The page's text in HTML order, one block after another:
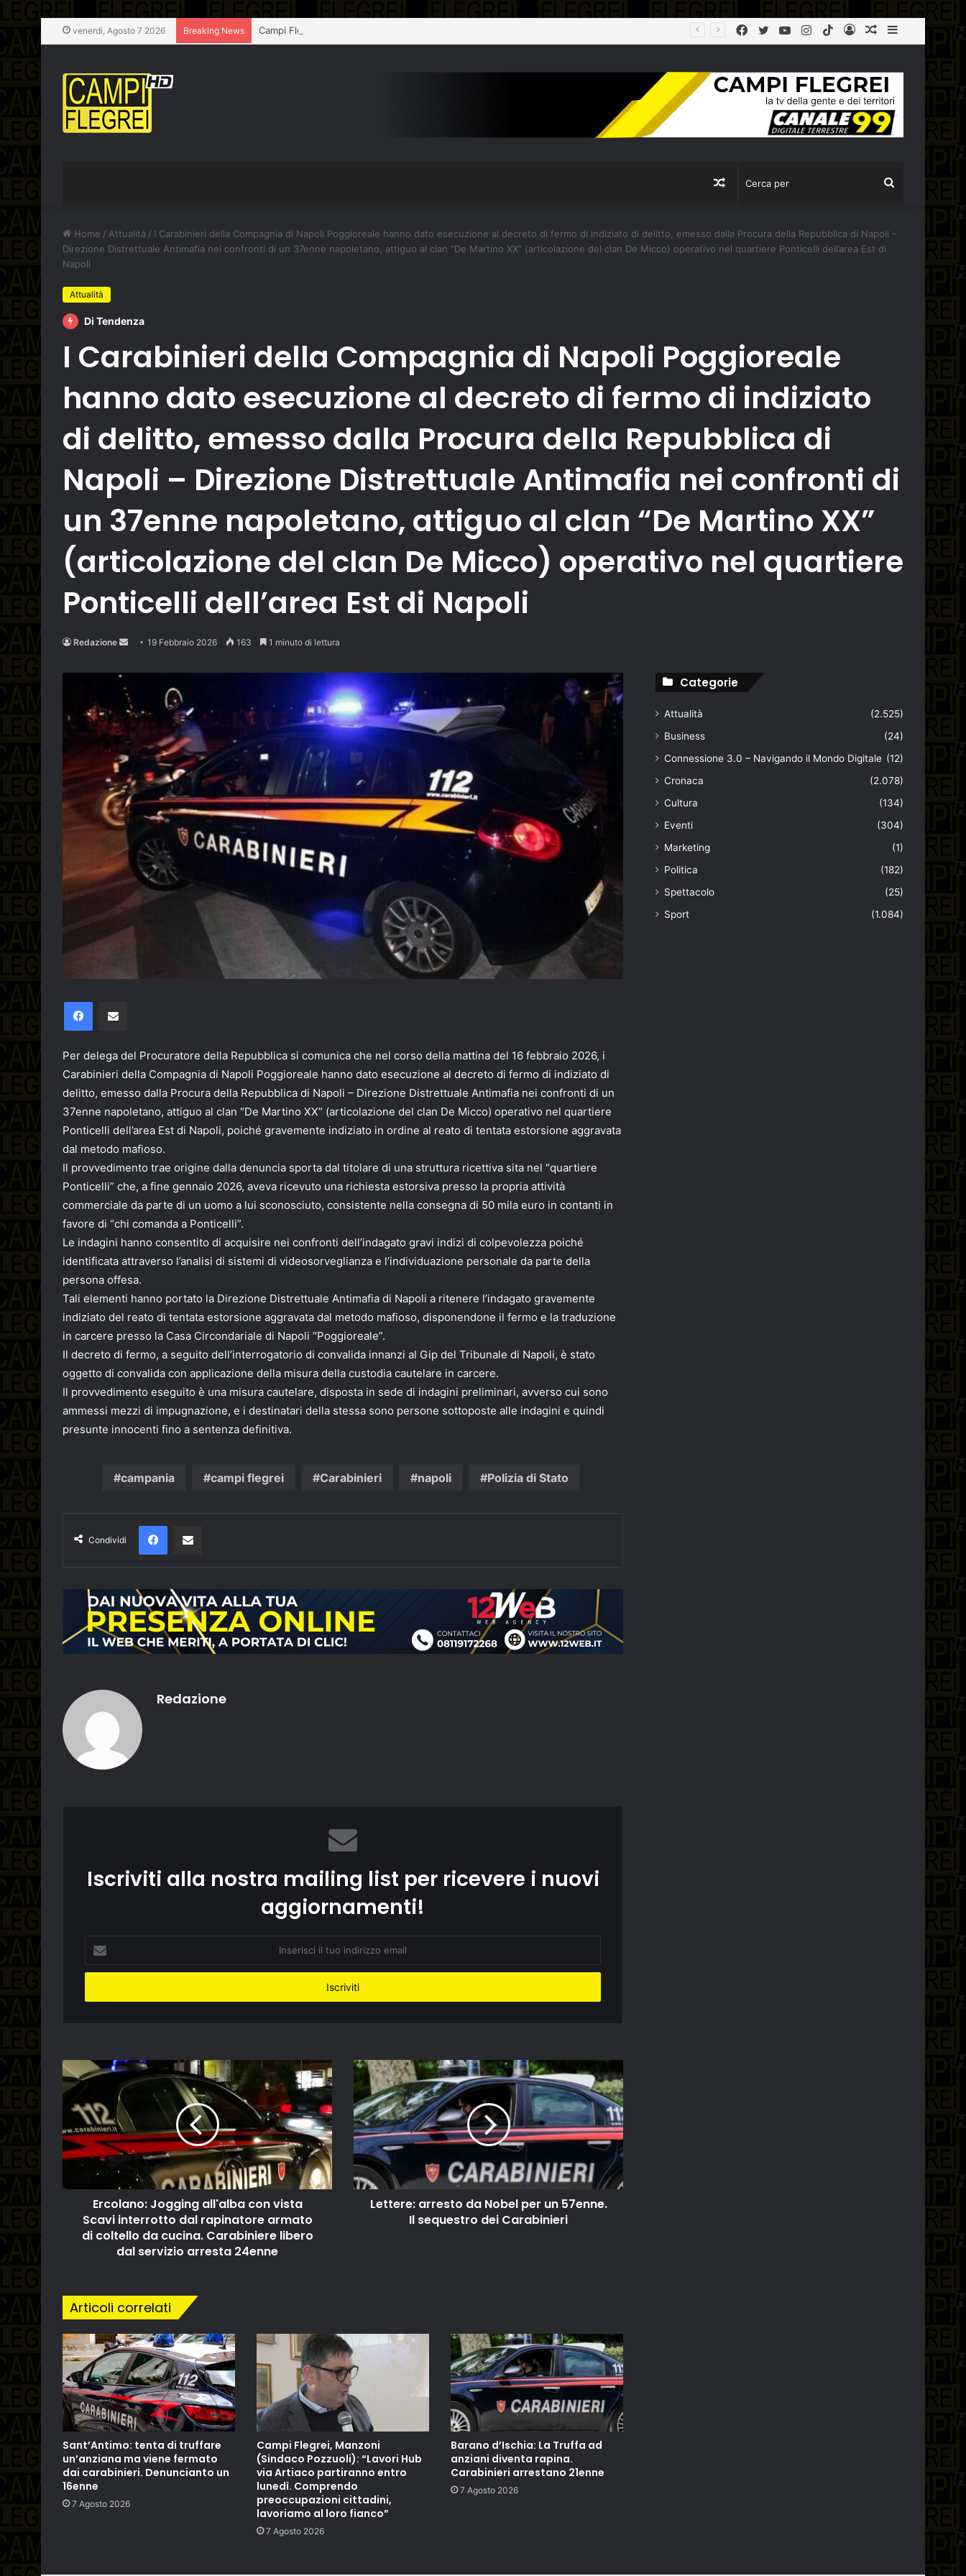
venerdì, Agosto 7 2026 Breaking News Sidebar
Articolo
Log
TikTok
Instagram
YouTube
Twitter
Facebook
Cerca
Articolo
Home / Attualità / I Carabinieri della Compagnia di Napoli Poggioreale hanno dato esecuzione al decreto di fermo di indiziato di delitto, emesso dalla Procura della Repubblica di Napoli –
Direzione Distrettuale Antimafia nei confronti di un 37enne napoletano, attiguo al clan “De Martino XX” (articolazione del clan De Micco) operativo nel quartiere Ponticelli dell’area Est di
Napoli
Attualità
Di Tendenza
I Carabinieri della Compagnia di Napoli Poggioreale
hanno dato esecuzione al decreto di fermo di indiziato
di delitto, emesso dalla Procura della Repubblica di
Napoli – Direzione Distrettuale Antimafia nei confronti di
un 37enne napoletano, attiguo al clan “De Martino XX”
(articolazione del clan De Micco) operativo nel quartiere
Ponticelli dell’area Est di Napoli
Redazione
Send
email
19 Febbraio 2026 163 1 minuto di lettura
Facebook
Per delega del Procuratore della Repubblica si comunica che nel corso della mattina del 16 febbraio 2026, i
Carabinieri della Compagnia di Napoli Poggioreale hanno dato esecuzione al decreto di fermo di indiziato di
delitto, emesso dalla Procura della Repubblica di Napoli – Direzione Distrettuale Antimafia nei confronti di un
37enne napoletano, attiguo al clan “De Martino XX” (articolazione del clan De Micco) operativo nel quartiere
Ponticelli dell’area Est di Napoli, poiché gravemente indiziato in ordine al reato di tentata estorsione aggravata
dal metodo mafioso.
Il provvedimento trae origine dalla denuncia sporta dal titolare di una struttura ricettiva sita nel “quartiere
Ponticelli” che, a fine gennaio 2026, aveva ricevuto una richiesta estorsiva presso la propria attività
commerciale da parte di un uomo a lui sconosciuto, consistente nella consegna di 50 mila euro in contanti in
favore di “chi comanda a Ponticelli”.
Le indagini hanno consentito di acquisire nei confronti dell’indagato gravi indizi di colpevolezza poiché
identificata attraverso l’analisi di sistemi di videosorveglianza e l’individuazione personale da parte della
persona offesa.
Tali elementi hanno portato la Direzione Distrettuale Antimafia di Napoli a ritenere l’indagato gravemente
indiziato del reato di tentata estorsione aggravata dal metodo mafioso, disponendone il fermo e la traduzione
in carcere presso la Casa Circondariale di Napoli “Poggioreale”.
Il decreto di fermo, a seguito dell’interrogatorio di convalida innanzi al Gip del Tribunale di Napoli, è stato
oggetto di convalida con applicazione della misura della custodia cautelare in carcere.
Il provvedimento eseguito è una misura cautelare, disposta in sede di indagini preliminari, avverso cui sono
ammessi mezzi di impugnazione, e i destinatari della stessa sono persone sottoposte alle indagini e quindi
presunte innocenti fino a sentenza definitiva.
campania campi flegrei Carabinieri napoli Polizia di Stato
Condividi
Facebook
Redazione
Iscriviti alla nostra mailing list per ricevere i nuovi
aggiornamenti!
tuo
email
Ercolano: Jogging all'alba con vista
Scavi interrotto dal rapinatore armato
di coltello da cucina. Carabiniere libero
dal servizio arresta 24enne
Lettere: arresto da Nobel per un 57enne.
Il sequestro dei Carabinieri
Articoli correlati
Sant’Antimo: tenta di truffare
un’anziana ma viene fermato
dai carabinieri. Denuncianto un
16enne
7 Agosto 2026
Campi Flegrei, Manzoni
(Sindaco Pozzuoli): “Lavori Hub
via Artiaco partiranno entro
lunedì. Comprendo
preoccupazioni cittadini,
lavoriamo al loro fianco”
7 Agosto 2026
Barano d’Ischia: La Truffa ad
anziani diventa rapina.
Carabinieri arrestano 21enne
7 Agosto 2026
Categorie
Attualità
(2.525)
Business
(24)
Connessione 3.0 – Navigando il Mondo Digitale (12)
Cronaca
(2.078)
Cultura
(134)
Eventi
(304)
Marketing
(1)
Politica
(182)
Spettacolo
(25)
Sport
(1.084)